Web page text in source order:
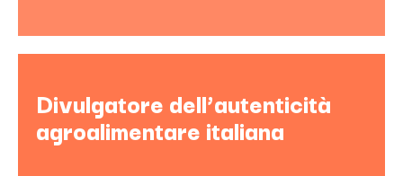
Divulgatore dell’autenticità
agroalimentare italiana